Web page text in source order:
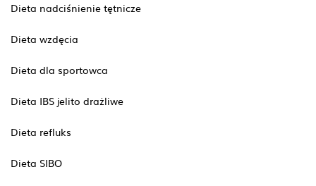
Dieta nadciśnienie tętnicze
Dieta wzdęcia
Dieta dla sportowca
Dieta IBS jelito drażliwe
Dieta refluks
Dieta SIBO